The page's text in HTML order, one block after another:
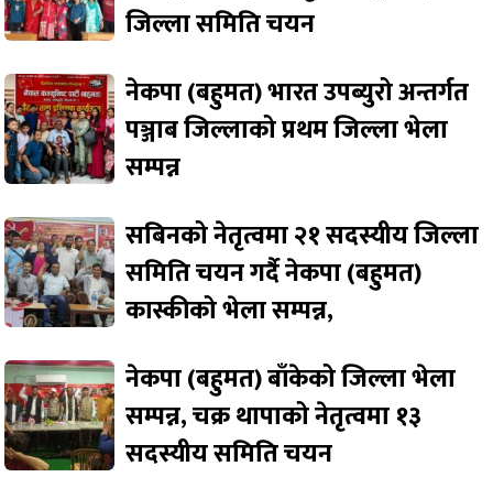
जिल्ला समिति चयन
नेकपा (बहुमत) भारत उपब्युरो अन्तर्गत
पञ्जाब जिल्लाको प्रथम जिल्ला भेला
सम्पन्न
सबिनको नेतृत्वमा २१ सदस्यीय जिल्ला
समिति चयन गर्दै नेकपा (बहुमत)
कास्कीको भेला सम्पन्न,
नेकपा (बहुमत) बाँकेको जिल्ला भेला
सम्पन्न, चक्र थापाको नेतृत्वमा १३
सदस्यीय समिति चयन